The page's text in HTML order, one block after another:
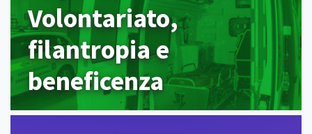
Volontariato,
filantropia e
beneficenza